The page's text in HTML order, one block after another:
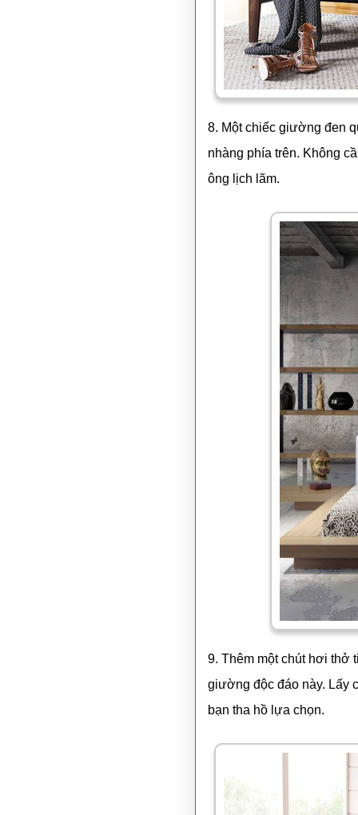
8. Một chiếc giường đen
nhàng phía trên. Không
ông lịch lãm.
9. Thêm một chút hơi thở
giường độc đáo này. Lấy
bạn tha hồ lựa chọn.